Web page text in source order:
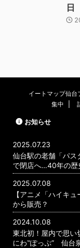
日
イートマップ仙台
集中
お知らせ
2025.07.23
仙台駅の老舗「パ
で閉店へ…40年の歴
2025.07.08
【アニメ「ハイキ
から販売？
2024.10.08
東北初！屋内で思い
にわ‟ぽっぷ” 仙台